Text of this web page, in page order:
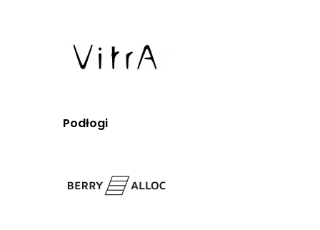
Podłogi